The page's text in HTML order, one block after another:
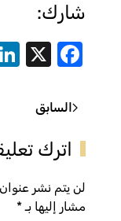
شارك:
X
السابق
اترك
لن يتم نشر
مشار إليها بـ*